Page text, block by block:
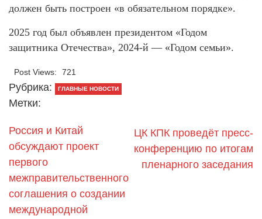
должен быть построен «в обязательном порядке».
2025 год был объявлен президентом «Годом
защитника Отечества», 2024-й — «Годом семьи».
Post Views: 721
Рубрика: ГЛАВНЫЕ НОВОСТИ
Метки:
Россия и Китай
обсуждают проект
первого
межправительственного
соглашения о создании
международной
ЦК КПК проведёт пресс-
конференцию по итогам
пленарного заседания